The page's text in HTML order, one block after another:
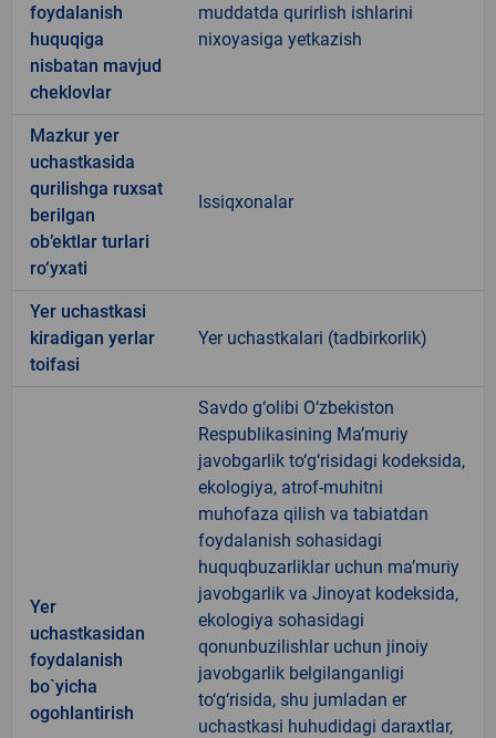
foydalanish
huquqiga
nisbatan mavjud
cheklovlar
muddatda qurirlish ishlarini
nixoyasiga yetkazish
Mazkur yer
uchastkasida
qurilishga ruxsat
berilgan
ob’ektlar turlari
ro‘yxati
Issiqxonalar
Yer uchastkasi
kiradigan yerlar
toifasi
Yer uchastkalari (tadbirkorlik)
Yer
uchastkasidan
foydalanish
bo`yicha
ogohlantirish
Savdo g‘olibi O‘zbekiston
Respublikasining Ma’muriy
javobgarlik to‘g‘risidagi kodeksida,
ekologiya, atrof-muhitni
muhofaza qilish va tabiatdan
foydalanish sohasidagi
huquqbuzarliklar uchun ma’muriy
javobgarlik va Jinoyat kodeksida,
ekologiya sohasidagi
qonunbuzilishlar uchun jinoiy
javobgarlik belgilanganligi
to‘g‘risida, shu jumladan er
uchastkasi huhudidagi daraxtlar,